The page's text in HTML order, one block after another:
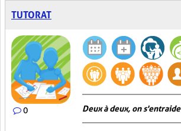
TUTORAT
0 Deux à deux, on s'entraide